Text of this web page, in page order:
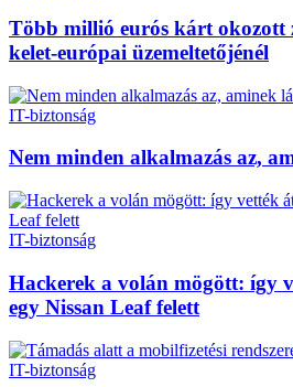
Több millió eurós kárt okozott
kelet-európai üzemeltetőjénél
IT-biztonság
Nem minden alkalmazás az,
IT-biztonság
Hackerek a volán mögött: így
egy Nissan Leaf felett
IT-biztonság